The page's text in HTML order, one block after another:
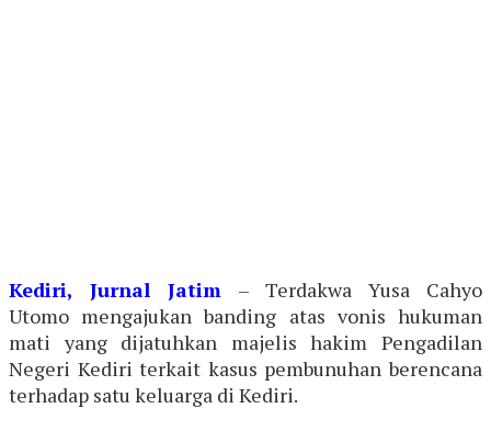
Kediri, Jurnal Jatim – Terdakwa Yusa Cahyo
Utomo mengajukan banding atas vonis hukuman
mati yang dijatuhkan majelis hakim Pengadilan
Negeri Kediri terkait kasus pembunuhan berencana
terhadap satu keluarga di Kediri.